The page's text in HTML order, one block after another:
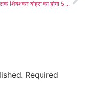
लाडनूं के शिक्षक शिवशंकर बोहरा का होगा 5 अक्टूबर को हरियाणा में सम्मान, विश्व शिक्षक दिवस पर 11 राज्यों के अनुभवी व कर्मठ शिक्षकों को किया जाएगा सम्मानित
Required